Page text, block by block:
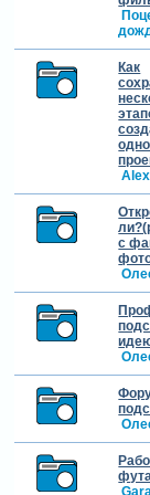
Как
с